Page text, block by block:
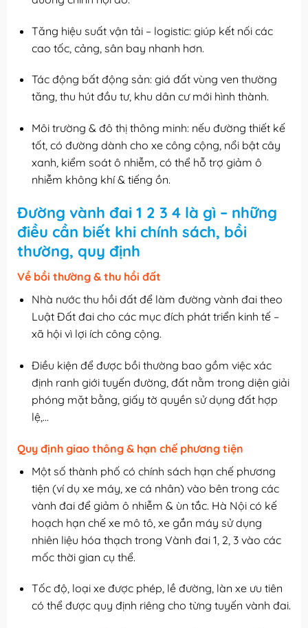
Tăng hiệu suất vận tải – logistic: giúp kết nối các
cao tốc, cảng, sân bay nhanh hơn.
Tác động bất động sản: giá đất vùng ven thường
tăng, thu hút đầu tư, khu dân cư mới hình thành.
Môi trường & đô thị thông minh: nếu đường thiết kế
tốt, có đường dành cho xe công cộng, nổi bật cây
xanh, kiểm soát ô nhiễm, có thể hỗ trợ giảm ô
nhiễm không khí & tiếng ồn.
Đường vành đai 1 2 3 4 là gì – những
điều cần biết khi chính sách, bồi
thường, quy định
Về bồi thường & thu hồi đất
Nhà nước thu hồi đất để làm đường vành đai theo
Luật Đất đai cho các mục đích phát triển kinh tế –
xã hội vì lợi ích công cộng.
Điều kiện để được bồi thường bao gồm việc xác
định ranh giới tuyến đường, đất nằm trong diện giải
phóng mặt bằng, giấy tờ quyền sử dụng đất hợp
lệ,…
Quy định giao thông & hạn chế phương tiện
Một số thành phố có chính sách hạn chế phương
tiện (ví dụ xe máy, xe cá nhân) vào bên trong các
vành đai để giảm ô nhiễm & ùn tắc. Hà Nội có kế
hoạch hạn chế xe mô tô, xe gắn máy sử dụng
nhiên liệu hóa thạch trong Vành đai 1, 2, 3 vào các
mốc thời gian cụ thể.
Tốc độ, loại xe được phép, lề đường, làn xe ưu tiên
có thể được quy định riêng cho từng tuyến vành đai.